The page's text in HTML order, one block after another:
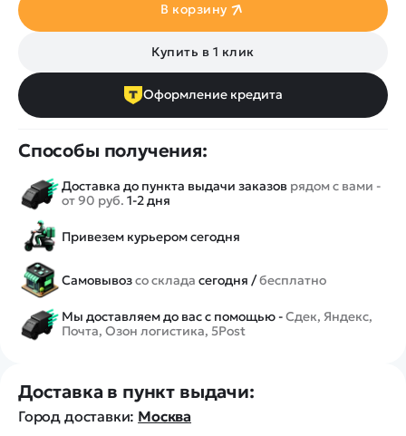
В корзину
Купить в 1 клик
Оформление кредита
Способы получения:
Доставка до пункта выдачи заказов рядом с вами -
от 90 руб. 1-2 дня
Привезем курьером сегодня
Самовывозсо склада сегодня /бесплатно
Мы доставляем до вас с помощью -Сдек, Яндекс,
Почта, Озон логистика, 5Post
Доставка в пункт выдачи:
Город доставки: Москва